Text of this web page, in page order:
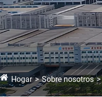
Hogar Sobre nosotros